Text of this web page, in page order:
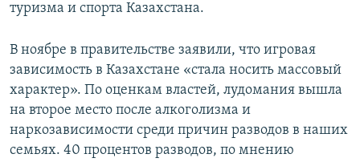
туризма и спорта Казахстана.
В ноябре в правительстве заявили, что игровая
зависимость в Казахстане «стала носить массовый
характер». По оценкам властей, лудомания вышла
на второе место после алкоголизма и
наркозависимости среди причин разводов в наших
семьях. 40 процентов разводов, по мнению